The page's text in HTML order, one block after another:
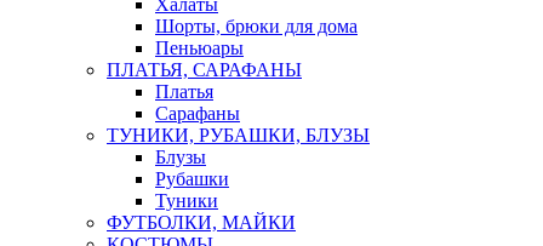
Халаты
Шорты, брюки для дома
Пеньюары
ПЛАТЬЯ, САРАФАНЫ
Платья
Сарафаны
ТУНИКИ, РУБАШКИ, БЛУЗЫ
Блузы
Рубашки
Туники
ФУТБОЛКИ, МАЙКИ